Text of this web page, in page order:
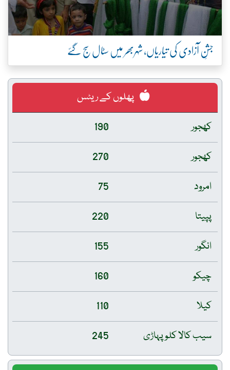
جشنِ آزادی کی تیاریاں، شہربھر میں سٹال سج گئے
پھلوں کے ریٹس
کھجور
190
کھجور
270
امرود
75
پپیتا
220
انگور
155
چیکو
160
کیلا
110
سیب کالا کلو پہاڑی
245